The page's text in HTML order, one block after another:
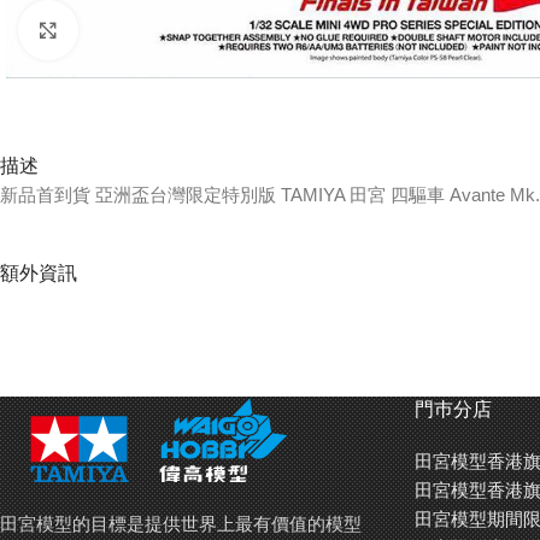
Click to enlarge
描述
新品首到貨 亞洲盃台灣限定特別版 TAMIYA 田宮 四驅車 Avante
額外資訊
田宮模型的目標是提供世界上最有價值的模型
門巿分店
田宮模型香港
田宮模型香港
田宮模型期間